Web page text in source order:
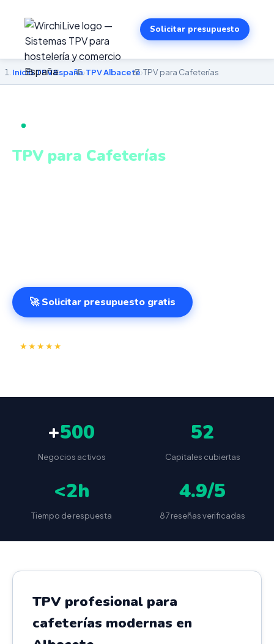
Solicitar presupuesto
Inicio›TPV España›TPV Albacete›TPV para Cafeterías
TPV para Cafeterías
🚀 Solicitar presupuesto gratis
★★★★★
+500
Negocios activos
52
Capitales cubiertas
<2h
Tiempo de respuesta
4.9/5
87 reseñas verificadas
TPV profesional para
cafeterías modernas en